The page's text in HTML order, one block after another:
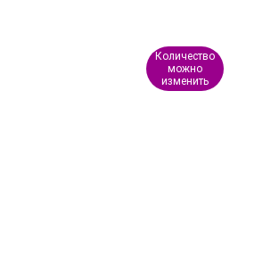
Количество
можно
изменить